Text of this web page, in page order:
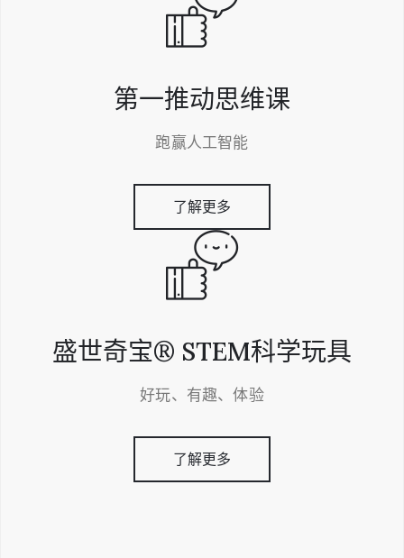
第一推动思维课
跑赢人工智能
了解更多
盛世奇宝® STEM科学玩具
好玩、有趣、体验
了解更多